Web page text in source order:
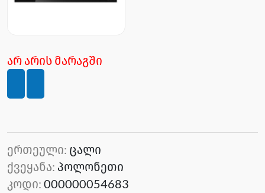
არ არის მარაგში
ერთეული: ცალი
ქვეყანა: პოლონეთი
კოდი: 000000054683